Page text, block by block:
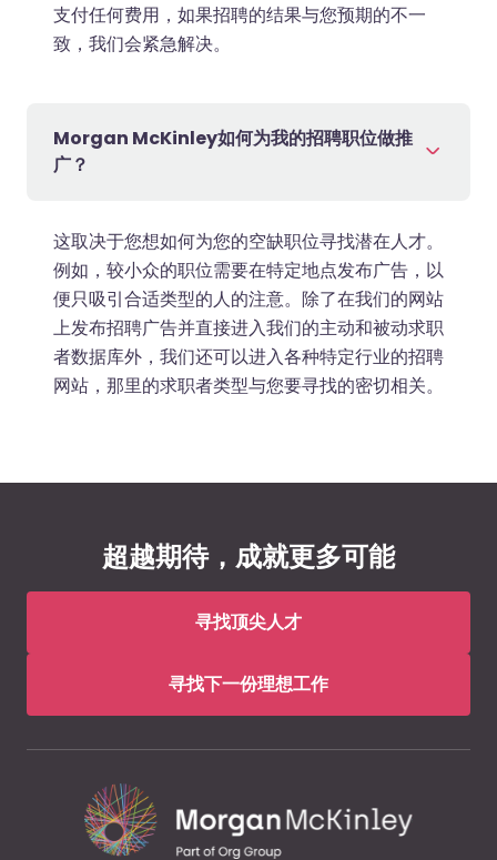
支付任何费用，如果招聘的结果与您预期的不一
致，我们会紧急解决。
Morgan McKinley如何为我的招聘职位做推
广？
这取决于您想如何为您的空缺职位寻找潜在人才。
例如，较小众的职位需要在特定地点发布广告，以
便只吸引合适类型的人的注意。除了在我们的网站
上发布招聘广告并直接进入我们的主动和被动求职
者数据库外，我们还可以进入各种特定行业的招聘
网站，那里的求职者类型与您要寻找的密切相关。
超越期待，成就更多可能
寻找顶尖人才
寻找下一份理想工作